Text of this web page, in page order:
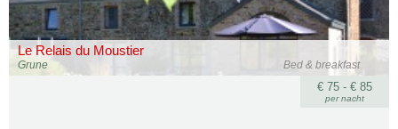
Le Relais du Moustier
Bed & breakfast
Grune
€ 75 - € 85
per nacht